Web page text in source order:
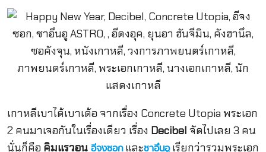
เกาหลีเบาได้เบาเด้อ จากเรื่อง Concrete Utopia พระเอก
2 คนมาเจอกันในเรื่องเดียว เรื่อง Decibel จัดไปเลย 3 คน
นั่นก็คือ คิมแรวอน และ
เรียกว่ารวมพระเอก